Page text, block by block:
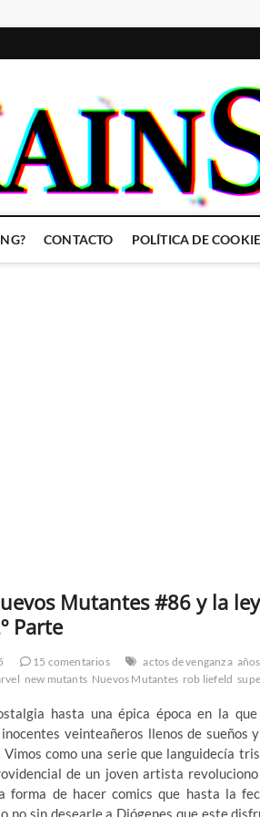
CONTACTO POLÍTICA DE
Mutantes #86 y la
Parte
15 comentarios actos de venganza
new mutants Nuevos Mutantes rob liefeld
hasta una épica época en la
veinteañeros llenos de sueños
como una serie que languidecía
de un joven artista
forma de hacer comics que hasta la